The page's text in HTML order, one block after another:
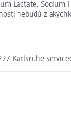
Lactate,
nebudú z
Karlsruhe